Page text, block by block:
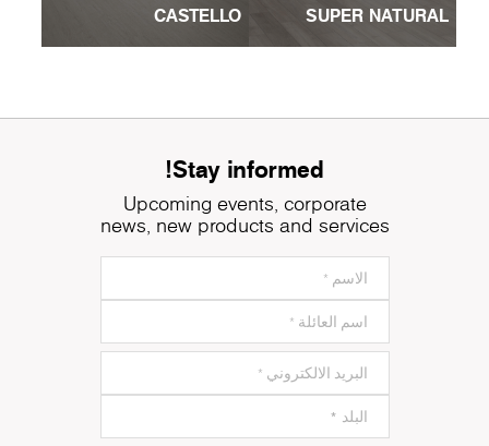
SUPER NATURAL
CASTELLO
Stay informed!
Upcoming events, corporate
news, new products and services